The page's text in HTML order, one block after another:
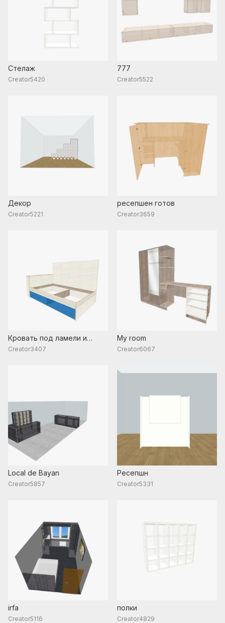
Стелаж
Creator5420
777
Creator5522
Декор
Creator5221
ресепшен готов
Creator3659
Кровать под ламели и
мягкие боковины
Creator3407
My room
Creator6067
Local de Bayan
Creator5857
Ресепшн
Creator5331
irfa
Creator5116
полки
Creator4829